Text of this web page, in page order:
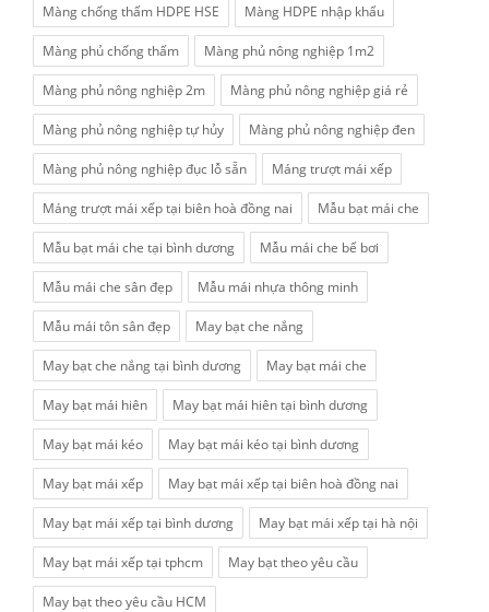
Màng chống thấm HDPE HSE Màng HDPE nhập khẩu
Màng phủ chống thấm Màng phủ nông nghiệp 1m2
Màng phủ nông nghiệp 2m Màng phủ nông nghiệp giá rẻ
Màng phủ nông nghiệp tự hủy Màng phủ nông nghiệp đen
Màng phủ nông nghiệp đục lỗ sẵn Máng trượt mái xếp
Máng trượt mái xếp tại biên hoà đồng nai Mẫu bạt mái che
Mẫu bạt mái che tại bình dương Mẫu mái che bể bơi
Mẫu mái che sân đẹp Mẫu mái nhựa thông minh
Mẫu mái tôn sân đẹp May bạt che nắng
May bạt che nắng tại bình dương May bạt mái che
May bạt mái hiên May bạt mái hiên tại bình dương
May bạt mái kéo May bạt mái kéo tại bình dương
May bạt mái xếp May bạt mái xếp tại biên hoà đồng nai
May bạt mái xếp tại bình dương May bạt mái xếp tại hà nội
May bạt mái xếp tại tphcm May bạt theo yêu cầu
May bạt theo yêu cầu HCM